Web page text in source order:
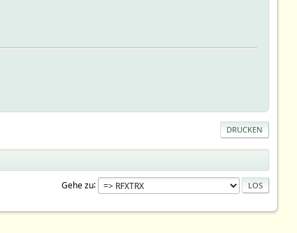
DRUCKEN
Gehe zu